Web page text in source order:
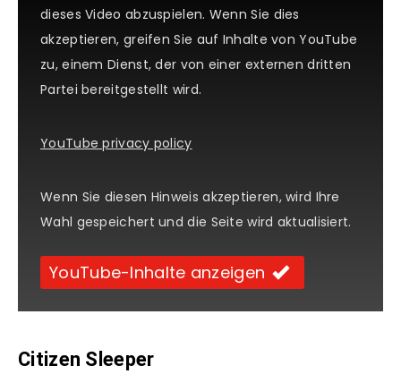
dieses Video abzuspielen. Wenn Sie dies
akzeptieren, greifen Sie auf Inhalte von YouTube
zu, einem Dienst, der von einer externen dritten
Partei bereitgestellt wird.
YouTube privacy policy
Wenn Sie diesen Hinweis akzeptieren, wird Ihre
Wahl gespeichert und die Seite wird aktualisiert.
YouTube-Inhalte anzeigen
Citizen Sleeper